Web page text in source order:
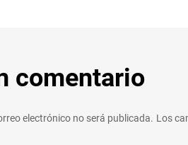
comentario
electrónico no será publicada. Los